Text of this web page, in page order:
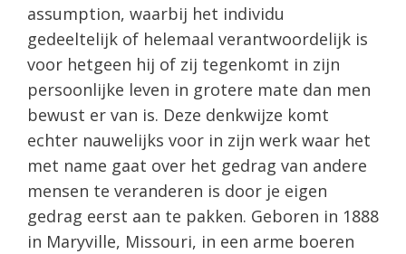
assumption, waarbij het individu
gedeeltelijk of helemaal verantwoordelijk is
voor hetgeen hij of zij tegenkomt in zijn
persoonlijke leven in grotere mate dan men
bewust er van is. Deze denkwijze komt
echter nauwelijks voor in zijn werk waar het
met name gaat over het gedrag van andere
mensen te veranderen is door je eigen
gedrag eerst aan te pakken. Geboren in 1888
in Maryville, Missouri, in een arme boeren